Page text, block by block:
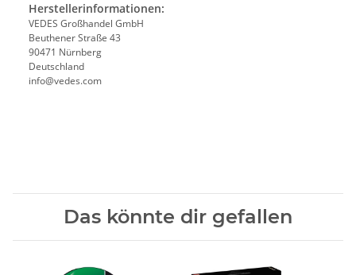
Herstellerinformationen:
VEDES Großhandel GmbH
Beuthener Straße 43
90471 Nürnberg
Deutschland
info@vedes.com
Das könnte dir gefallen